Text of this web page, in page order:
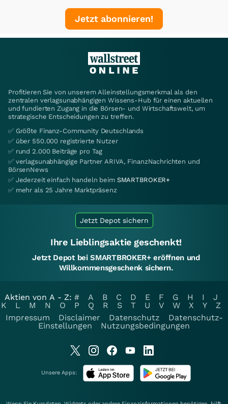
Jetzt abonnieren!
Profitieren Sie von unserem Alleinstellungsmerkmal als den
zentralen verlagsunabhängigen Wissens-Hub für einen aktuellen
und fundierten Zugang in die Börsen- und Wirtschaftswelt, um
strategische Entscheidungen zu treffen.
✅ Größte Finanz-Community Deutschlands
✅ über 550.000 registrierte Nutzer
✅ rund 2.000 Beiträge pro Tag
✅ verlagsunabhängige Partner ARIVA, FinanzNachrichten und
BörsenNews
✅ Jederzeit einfach handeln beim SMARTBROKER+
✅ mehr als 25 Jahre Marktpräsenz
Jetzt Depot sichern
Ihre Lieblingsaktie geschenkt!
Jetzt Depot bei SMARTBROKER+ eröffnen und
Willkommensgeschenk sichern.
Aktien von A - Z: # A B C D E F G H I
J
K
L M N O P Q R S T U V W X Y
Z
Impressum
Disclaimer Datenschutz
Datenschutz-
Einstellungen
Nutzungsbedingungen
Unsere Apps: